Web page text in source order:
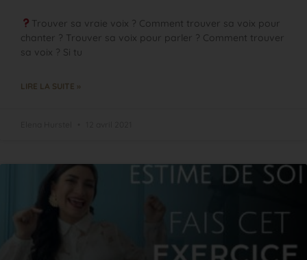
Trouver sa vraie voix ? Comment trouver sa voix pour
chanter ? Trouver sa voix pour parler ? Comment trouver
sa voix ? Si tu
LIRE LA SUITE »